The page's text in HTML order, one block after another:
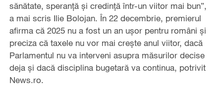
sănătate, speranţă şi credinţă într-un viitor mai bun”,
a mai scris Ilie Bolojan. În 22 decembrie, premierul
afirma că 2025 nu a fost un an uşor pentru români şi
preciza că taxele nu vor mai creşte anul viitor, dacă
Parlamentul nu va interveni asupra măsurilor decise
deja şi dacă disciplina bugetară va continua, potrivit
News.ro.